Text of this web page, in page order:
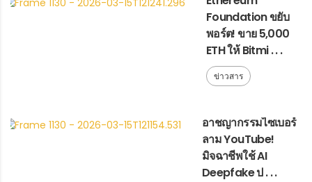
Foundation ขยับ
พอร์ต! ขาย 5,000
ETH ให้ Bitmi . . .
ข่าวสาร
อาชญากรรมไซเบอร์
ลาม YouTube!
มิจฉาชีพใช้ AI
Deepfake ป . . .